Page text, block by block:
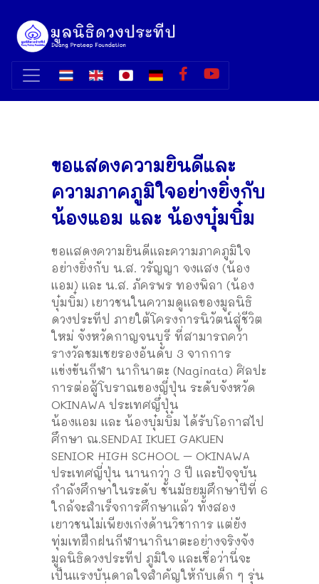
ขอแสดงความยินดีและ
ความภาคภูมิใจอย่างยิ่งกับ
น้องแอม และ น้องบุ๋มบิ๋ม
ขอแสดงความยินดีและความภาคภูมิใจ
อย่างยิ่งกับ น.ส. วรัญญา จงแสง (น้อง
แอม) และ น.ส. ภัครพร ทองพิลา (น้อง
บุ๋มบิ๋ม) เยาวชนในความดูแลของมูลนิธิ
ดวงประทีป ภายใต้โครงการนิวัตน์สู่ชีวิต
ใหม่ จังหวัดกาญจนบุรี ที่สามารถคว้า
รางวัลชมเชยรองอันดับ 3 จากการ
แข่งขันกีฬา นากินาตะ (Naginata) ศิลปะ
การต่อสู้โบราณของญี่ปุ่น ระดับจังหวัด
OKINAWA ประเทศญึ่ปุ่น
น้องแอม และ น้องบุ๋มบิ๋ม ได้รับโอกาสไป
ศึกษา ณ.SENDAI IKUEI GAKUEN
SENIOR HIGH SCHOOL – OKINAWA
ประเทศญี่ปุ่น นานกว่า 3 ปี และปัจจุบัน
กำลังศึกษาในระดับ ชั้นมัธยมศึกษาปีที่ 6
ใกล้จะสำเร็จการศึกษาแล้ว ทั้งสอง
เยาวชนไม่เพียงเก่งด้านวิชาการ แต่ยัง
ทุ่มเทฝึกฝนกีฬานากินาตะอย่างจริงจัง
มูลนิธิดวงประทีป ภูมิใจ และเชื่อว่านี่จะ
เป็นแรงบันดาลใจสำคัญให้กับเด็ก ๆ รุ่น